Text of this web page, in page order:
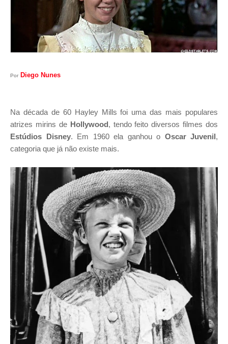
Por Diego Nunes
Na década de 60 Hayley Mills foi uma das mais populares
atrizes mirins de Hollywood, tendo feito diversos filmes dos
Estúdios Disney. Em 1960 ela ganhou o Oscar Juvenil,
categoria que já não existe mais.